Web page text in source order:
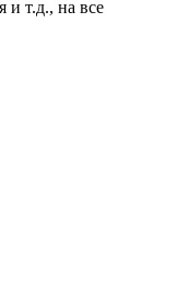
и т.д., на все